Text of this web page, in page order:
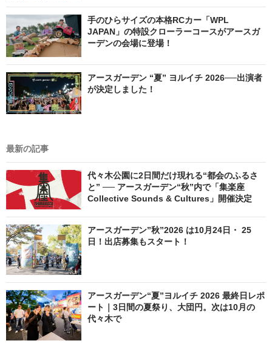
手のひらサイズの本格RCカー「WPL
JAPAN」の特設クローラーコースがアースガ
ーデンの会場に登場！
アースガーデン “夏” ヨルイチ 2026──出演者
が決定しました！
最新の記事
代々木公園に2日間だけ現れる“都会のふるさ
と” ── アースガーデン“秋”内で「集楽座
Collective Sounds & Cultures」開催決定
アースガーデン”秋”2026 は10月24日・ 25
日！出店募集もスタート！
アースガーデン“夏”ヨルイチ 2026 最終日レポ
ート｜3日間の夏祭り、大団円。次は10月の
代々木で